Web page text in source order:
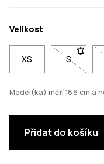
Velikost
XS S-
Model(ka) měří 186 cm a
Přidat do košíku